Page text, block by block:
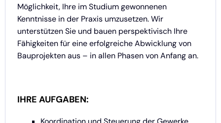
Möglichkeit, Ihre im Studium gewonnenen
Kenntnisse in der Praxis umzusetzen. Wir
unterstützen Sie und bauen perspektivisch Ihre
Fähigkeiten für eine erfolgreiche Abwicklung von
Bauprojekten aus – in allen Phasen von Anfang an.
IHRE AUFGABEN: